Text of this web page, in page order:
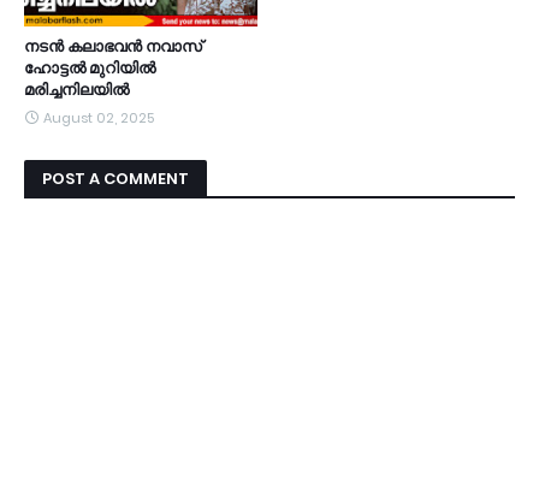
നടൻ കലാഭവൻ നവാസ്
ഹോട്ടൽ മുറിയിൽ
മരിച്ചനിലയിൽ
August 02, 2025
POST A COMMENT